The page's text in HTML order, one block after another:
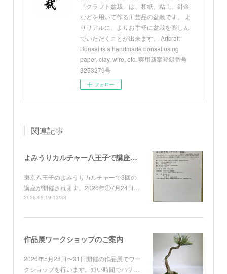
「クラフト盆栽」は、和紙、粘土、針金
などを用いて作る工芸品の盆栽です。 よ
りリアルに、よりお手軽に盆栽を楽しん
でいただくことが出来ます。 Artcraft
Bonsai is a handmade bonsai using
paper, clay, wire, etc. 実用新案登録番号
3253279号
フォロー
関連記事
よみうりカルチャー八王子で講座開催
東京八王子のよみうりカルチャーで3回の
講座が開催されます。2026年①7月24日…
2026.05.19 13:33
作品展ワークショップのご案内
2026年5月28日〜31日開催の作品展でワー
クショップを行います。短い時間でハサ…